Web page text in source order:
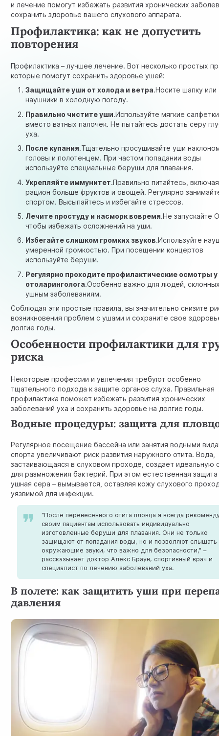
и лечение помогут избежать развития хронических
сохранить здоровье вашего слухового аппарата.
Профилактика: как не допустить
повторения
Профилактика – лучшее лечение. Вот несколько простых
которые помогут сохранить здоровье ушей:
Защищайте уши от холода и ветра.Носите шапку или
наушники в холодную погоду.
Правильно чистите уши.Используйте мягкие салфетки
вместо ватных палочек. Не пытайтесь достать серу
уха.
После купания.Тщательно просушивайте уши
головы и полотенцем. При частом попадании воды
используйте специальные беруши для плавания.
Укрепляйте иммунитет.Правильно питайтесь,
рацион больше фруктов и овощей. Регулярно
спортом. Высыпайтесь и избегайте стрессов.
Лечите простуду и насморк вовремя.Не запускайте
чтобы избежать осложнений на уши.
Избегайте слишком громких звуков.Используйте
умеренной громкостью. При посещении концертов
используйте беруши.
Регулярно проходите профилактические осмотры у
отоларинголога.Особенно важно для людей,
ушным заболеваниям.
Соблюдая эти простые правила, вы значительно снизите
возникновения проблем с ушами и сохраните свое
долгие годы.
Особенности профилактики для
риска
Некоторые профессии и увлечения требуют особенно
тщательного подхода к защите органов слуха. Правильная
профилактика поможет избежать развития хронических
заболеваний уха и сохранить здоровье на долгие годы.
Водные процедуры: защита для
Регулярное посещение бассейна или занятия водными
спорта увеличивают риск развития наружного отита. Вода,
застаивающаяся в слуховом проходе, создает идеальную
для размножения бактерий. При этом естественная защита
ушная сера – вымывается, оставляя кожу слухового
уязвимой для инфекции.
"После перенесенного отита пловца я всегда
своим пациентам использовать индивидуально
изготовленные беруши для плавания. Они не только
защищают от попадания воды, но и позволяют слышать
окружающие звуки, что важно для безопасности," –
рассказывает доктор Алекс Браун, спортивный врач и
специалист по лечению заболеваний уха.
В полете: как защитить уши при
давления